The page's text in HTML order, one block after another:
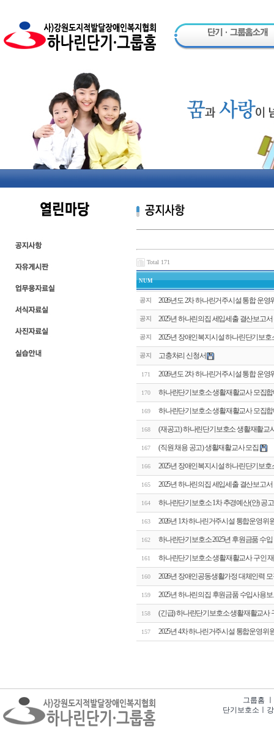
Total 171
NUM
공지 2026년도 2차 하나린거주시설 통합 운영
공지 2025년 하나린의집 세입세출 결산보고서
공지 2025년 장애인복지시설 하나린단기보
공지 고충처리 신청서
171 2026년도 2차 하나린거주시설 통합 운영
170 하나린단기보호소 생활재활교사 모집합
169 하나린단기보호소 생활재활교사 모집합
168 (재공고) 하나린단기보호소 생활재활교
167 (직원 채용 공고) 생활재활교사 모집
166 2025년 장애인복지시설 하나린단기보
165 2025년 하나린의집 세입세출 결산보고서
164 하나린단기보호소 1차 추경예산(안) 공고
163 2026년 1차 하나린거주시설 통합운영위
162 하나린단기보호소 2025년 후원금품 수
161 하나린단기보호소 생활재활교사 구인
160 2026년 장애인공동생활가정 대체인력
159 2025년 하나린의집 후원금품 수입사용
158 (긴급) 하나린단기보호소 생활재활교사
157 2025년 4차 하나린거주시설 통합운영위
그룹홈
단기보호소ㅣ